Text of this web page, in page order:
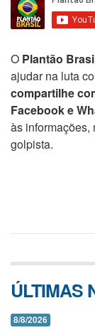
O Plantão
ajudar na luta
compartilhe
Facebook e
às informações,
golpista.
ÚLTIMAS
8/8/2026